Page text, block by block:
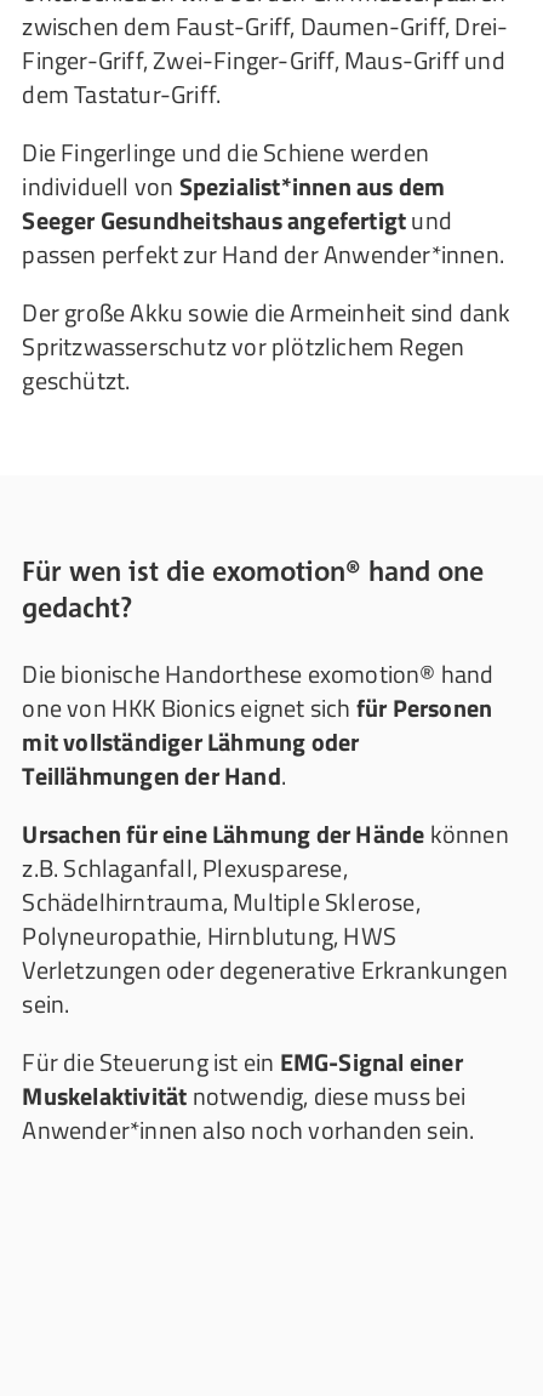
zwischen dem Faust-Griff, Daumen-Griff, Drei-
Finger-Griff, Zwei-Finger-Griff, Maus-Griff und
dem Tastatur-Griff.
Die Fingerlinge und die Schiene werden
individuell vonSpezialist*innen aus dem
Seeger Gesundheitshaus angefertigtund
passen perfekt zur Hand der Anwender*innen.
Der große Akku sowie die Armeinheit sind dank
Spritzwasserschutz vor plötzlichem Regen
geschützt.
Für wen ist die exomotion® hand one
gedacht?
Die bionische Handorthese exomotion® hand
one von HKK Bionics eignet sichfür Personen
mit vollständiger Lähmung oder
Teillähmungen der Hand.
Ursachen für eine Lähmung der Händekönnen
z.B. Schlaganfall, Plexusparese,
Schädelhirntrauma, Multiple Sklerose,
Polyneuropathie, Hirnblutung, HWS
Verletzungen oder degenerative Erkrankungen
sein.
Für die Steuerung ist ein EMG-Signal einer
Muskelaktivitätnotwendig, diese muss bei
Anwender*innen also noch vorhanden sein.